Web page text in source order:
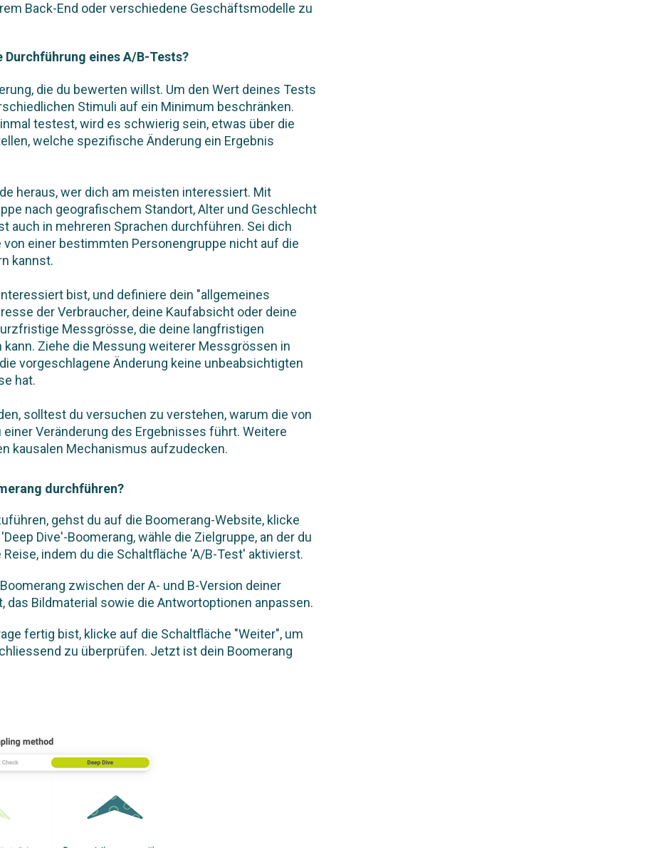
Back-End oder verschiedene Geschäftsmodelle zu
eines A/B-Tests?
die du bewerten willst. Um den Wert deines Tests
Stimuli auf ein Minimum beschränken.
testest, wird es schwierig sein, etwas über die
welche spezifische Änderung ein Ergebnis
heraus, wer dich am meisten interessiert. Mit
nach geografischem Standort, Alter und Geschlecht
auch in mehreren Sprachen durchführen. Sei dich
einer bestimmten Personengruppe nicht auf die
kannst.
bist, und definiere dein "allgemeines
der Verbraucher, deine Kaufabsicht oder deine
Messgrösse, die deine langfristigen
Ziehe die Messung weiterer Messgrössen in
vorgeschlagene Änderung keine unbeabsichtigten
hat.
solltest du versuchen zu verstehen, warum die von
Veränderung des Ergebnisses führt. Weitere
kausalen Mechanismus aufzudecken.
durchführen?
gehst du auf die Boomerang-Website, klicke
Dive'-Boomerang, wähle die Zielgruppe, an der du
indem du die Schaltfläche 'A/B-Test' aktivierst.
zwischen der A- und B-Version deiner
das Bildmaterial sowie die Antwortoptionen anpassen.
fertig bist, klicke auf die Schaltfläche "Weiter", um
zu überprüfen. Jetzt ist dein Boomerang